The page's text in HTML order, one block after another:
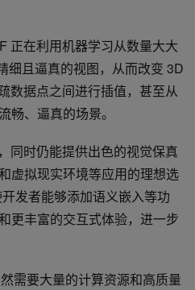
正在利用机器学习从数量大大
细且逼真的视图，从而改变 3D
数据点之间进行插值，甚至从
畅、逼真的场景。
同时仍能提供出色的视觉保真
虚拟现实环境等应用的理想选
发者能够添加语义嵌入等功
更丰富的交互式体验，进一步
需要大量的计算资源和高质量